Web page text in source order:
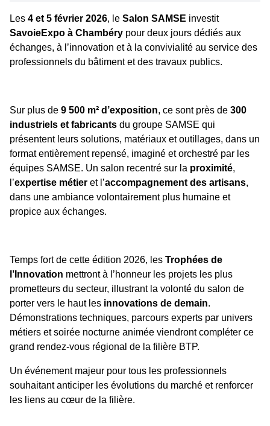
Les 4 et 5 février 2026, le Salon SAMSE investit
SavoieExpo à Chambéry pour deux jours dédiés aux
échanges, à l’innovation et à la convivialité au service des
professionnels du bâtiment et des travaux publics.
Sur plus de 9 500 m² d’exposition, ce sont près de 300
industriels et fabricants du groupe SAMSE qui
présentent leurs solutions, matériaux et outillages, dans un
format entièrement repensé, imaginé et orchestré par les
équipes SAMSE. Un salon recentré sur la proximité,
l’expertise métier et l’accompagnement des artisans,
dans une ambiance volontairement plus humaine et
propice aux échanges.
Temps fort de cette édition 2026, les Trophées de
l’Innovation mettront à l’honneur les projets les plus
prometteurs du secteur, illustrant la volonté du salon de
porter vers le haut les innovations de demain.
Démonstrations techniques, parcours experts par univers
métiers et soirée nocturne animée viendront compléter ce
grand rendez-vous régional de la filière BTP.
Un événement majeur pour tous les professionnels
souhaitant anticiper les évolutions du marché et renforcer
les liens au cœur de la filière.